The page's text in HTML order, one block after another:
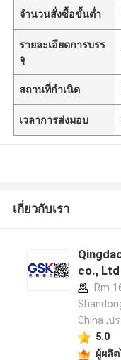
จำนวนสั่งซื้อขั้นต่ำ
รายละเอียดการบรร
จุ
สถานที่กำเนิด
เวลาการส่งมอบ
เกี่ยวกับเรา
co.,
Rm
China ,ป
5.0
ผู้ผลิ